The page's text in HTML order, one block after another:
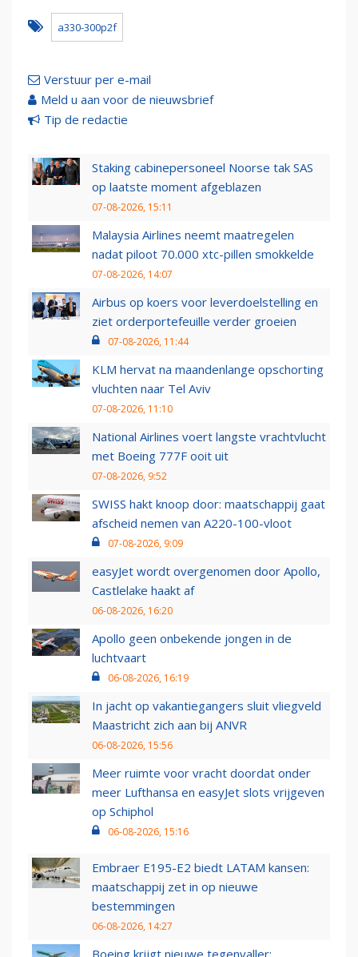
a330-300p2f
Verstuur per e-mail
Meld u aan voor de nieuwsbrief
Tip de redactie
Staking cabinepersoneel Noorse tak SAS
op laatste moment afgeblazen
07-08-2026, 15:11
Malaysia Airlines neemt maatregelen
nadat piloot 70.000 xtc-pillen smokkelde
07-08-2026, 14:07
Airbus op koers voor leverdoelstelling en
ziet orderportefeuille verder groeien
07-08-2026, 11:44
KLM hervat na maandenlange opschorting
vluchten naar Tel Aviv
07-08-2026, 11:10
National Airlines voert langste vrachtvlucht
met Boeing 777F ooit uit
07-08-2026, 9:52
SWISS hakt knoop door: maatschappij gaat
afscheid nemen van A220-100-vloot
07-08-2026, 9:09
easyJet wordt overgenomen door Apollo,
Castlelake haakt af
06-08-2026, 16:20
Apollo geen onbekende jongen in de
luchtvaart
06-08-2026, 16:19
In jacht op vakantiegangers sluit vliegveld
Maastricht zich aan bij ANVR
06-08-2026, 15:56
Meer ruimte voor vracht doordat onder
meer Lufthansa en easyJet slots vrijgeven
op Schiphol
06-08-2026, 15:16
Embraer E195-E2 biedt LATAM kansen:
maatschappij zet in op nieuwe
bestemmingen
06-08-2026, 14:27